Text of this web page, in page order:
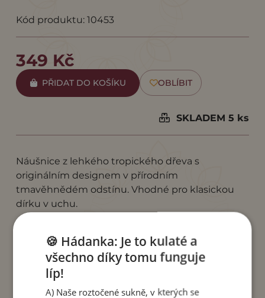
Kód produktu: 10453
349 Kč
PŘIDAT DO KOŠÍKU OBLÍBIT
SKLADEM 5 ks
Náušnice z lehkého tropického dřeva s
originálním designem v přírodním
tmavěhnědém odstínu. Vhodné pro klasickou
dírku v uchu.
Vyrobeno v Indonésii, v rodinné dílně "dřevěné
umělkyně" Made, která zpracovává dřevo s
láskou a nesmírným talentem pro detail.
🍪 Hádanka: Je to kulaté a
všechno díky tomu funguje
líp!
A) Naše roztočené sukně, v kterých se